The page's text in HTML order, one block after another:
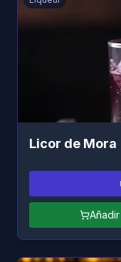
Licor de Mora